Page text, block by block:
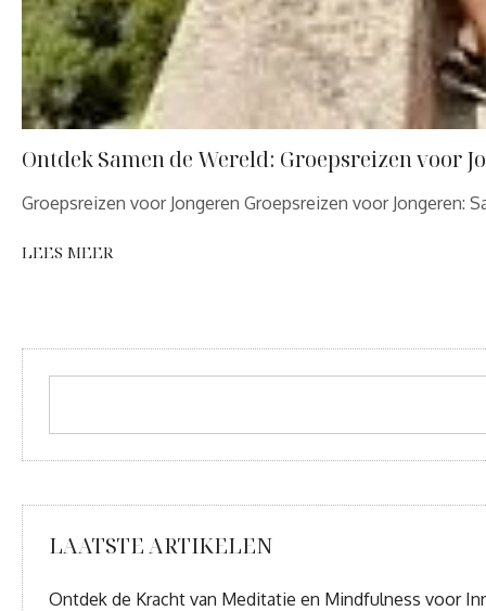
Ontdek Samen de Wereld: Groepsreizen voor
Groepsreizen voor Jongeren Groepsreizen voor
LEES MEER
LAATSTE ARTIKELEN
Ontdek de Kracht van Meditatie en Mindfulness voor